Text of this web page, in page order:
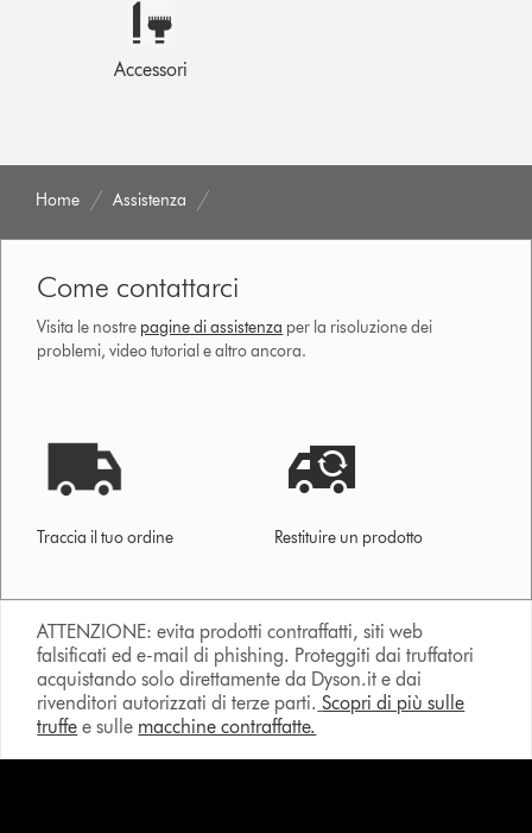
Accessori
Home Assistenza
Come contattarci
Visita le nostre pagine di assistenza per la risoluzione dei
problemi, video tutorial e altro ancora.
Traccia il tuo ordine Restituire un prodotto
ATTENZIONE: evita prodotti contraffatti, siti web
falsificati ed e-mail di phishing. Proteggiti dai truffatori
acquistando solo direttamente da Dyson.it e dai
rivenditori autorizzati di terze parti. Scopri di più sulle
truffe e sulle macchine contraffatte.